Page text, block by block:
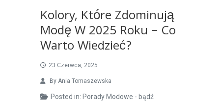
Kolory, Które Zdominują
Modę W 2025 Roku – Co
Warto Wiedzieć?
23 Czerwca, 2025
By Ania Tomaszewska
Posted in: Porady Modowe - bądź